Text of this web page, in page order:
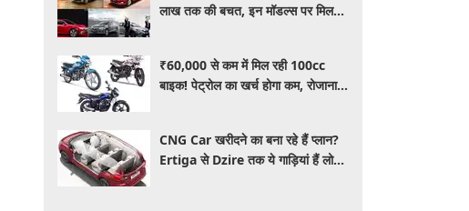
लाख तक की बचत, इन मॉडल्स पर मिल
₹60,000 से कम में मिल रही 100cc
बाइक! पेट्रोल का खर्च होगा कम, रोजाना
CNG Car खरीदने का बना रहे हैं प्लान?
Ertiga से Dzire तक ये गाड़ियां हैं लोगों